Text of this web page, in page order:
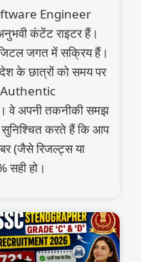
Engineer
कंटेंट राइटर हैं।
जगत में सक्रिय हैं।
के छात्रों को समय पर
अपनी तकनीकी समझ
करते हैं कि आप
(जैसे रिजल्ट्स या
सही हो।